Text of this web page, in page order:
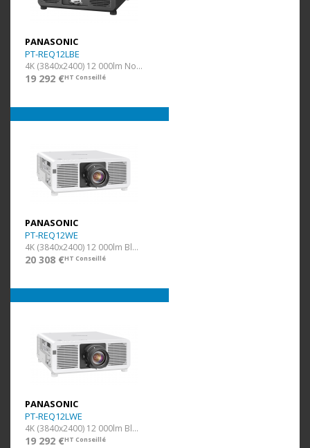
PANASONIC
PT-REQ12LBE
4K (3840x2400) 12 000lm Noir Ss Opti.
19 292 €HT Conseillé
PANASONIC
PT-REQ12WE
4K (3840x2400) 12 000lm Blanc
20 308 €HT Conseillé
PANASONIC
PT-REQ12LWE
4K (3840x2400) 12 000lm Blanc Ss Opti.
19 292 €HT Conseillé